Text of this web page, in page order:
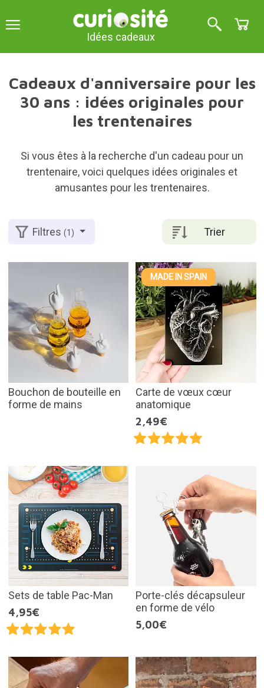
Idées cadeaux
Cadeaux d'anniversaire pour les
30 ans : idées originales pour
les trentenaires
Si vous êtes à la recherche d'un cadeau pour un
trentenaire, voici quelques idées originales et
amusantes pour les trentenaires.
Trier
Filtres(1)
Bouchon de bouteille en
forme de mains
MADE IN SPAIN
Carte de vœux cœur
anatomique
2,49€
Sets de table Pac-Man
4,95€
Porte-clés décapsuleur
en forme de vélo
5,00€